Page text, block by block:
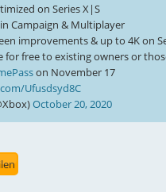
on Series X|S
in Campaign & Multiplayer
improvements & up to 4K on
for free to existing owners or
on November 17
Ufusdsyd8C
October 20, 2020